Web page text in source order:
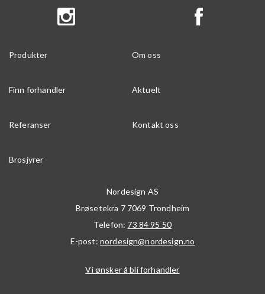
Produkter Om oss
Finn forhandler Aktuelt
Referanser Kontakt oss
Brosjyrer
Nordesign AS
Brøsetekra 7 7069 Trondheim
Telefon: 73 84 95 50
E-post: nordesign@nordesign.no
Vi ønsker å bli forhandler